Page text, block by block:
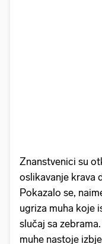
Znanstvenici su
oslikavanje krava
Pokazalo se,
ugriza muha koje
slučaj sa
muhe nastoje